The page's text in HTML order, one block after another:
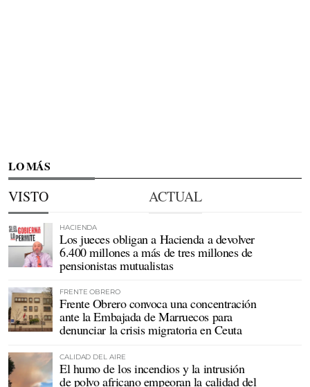
LO MÁS
VISTO ACTUAL
HACIENDA
Los jueces obligan a Hacienda a devolver
6.400 millones a más de tres millones de
pensionistas mutualistas
FRENTE OBRERO
Frente Obrero convoca una concentración
ante la Embajada de Marruecos para
denunciar la crisis migratoria en Ceuta
CALIDAD DEL AIRE
El humo de los incendios y la intrusión
de polvo africano empeoran la calidad del